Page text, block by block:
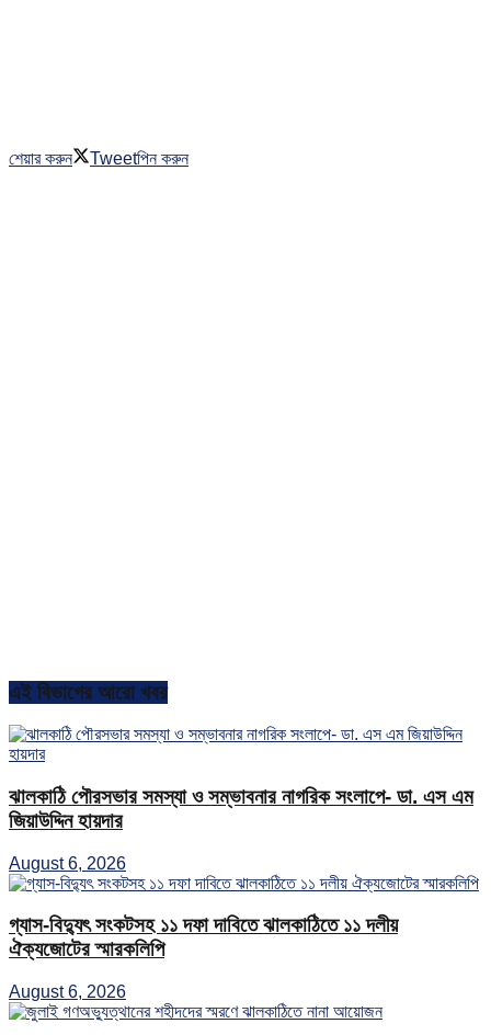
শেয়ার করুন Tweetপিন করুন
এই বিভাগের আরো খবর
ঝালকাঠি পৌরসভার সমস্যা ও সম্ভাবনার নাগরিক সংলাপে- ডা. এস এম
জিয়াউদ্দিন হায়দার
August 6, 2026
গ্যাস-বিদ্যুৎ সংকটসহ ১১ দফা দাবিতে ঝালকাঠিতে ১১ দলীয়
ঐক্যজোটের স্মারকলিপি
August 6, 2026